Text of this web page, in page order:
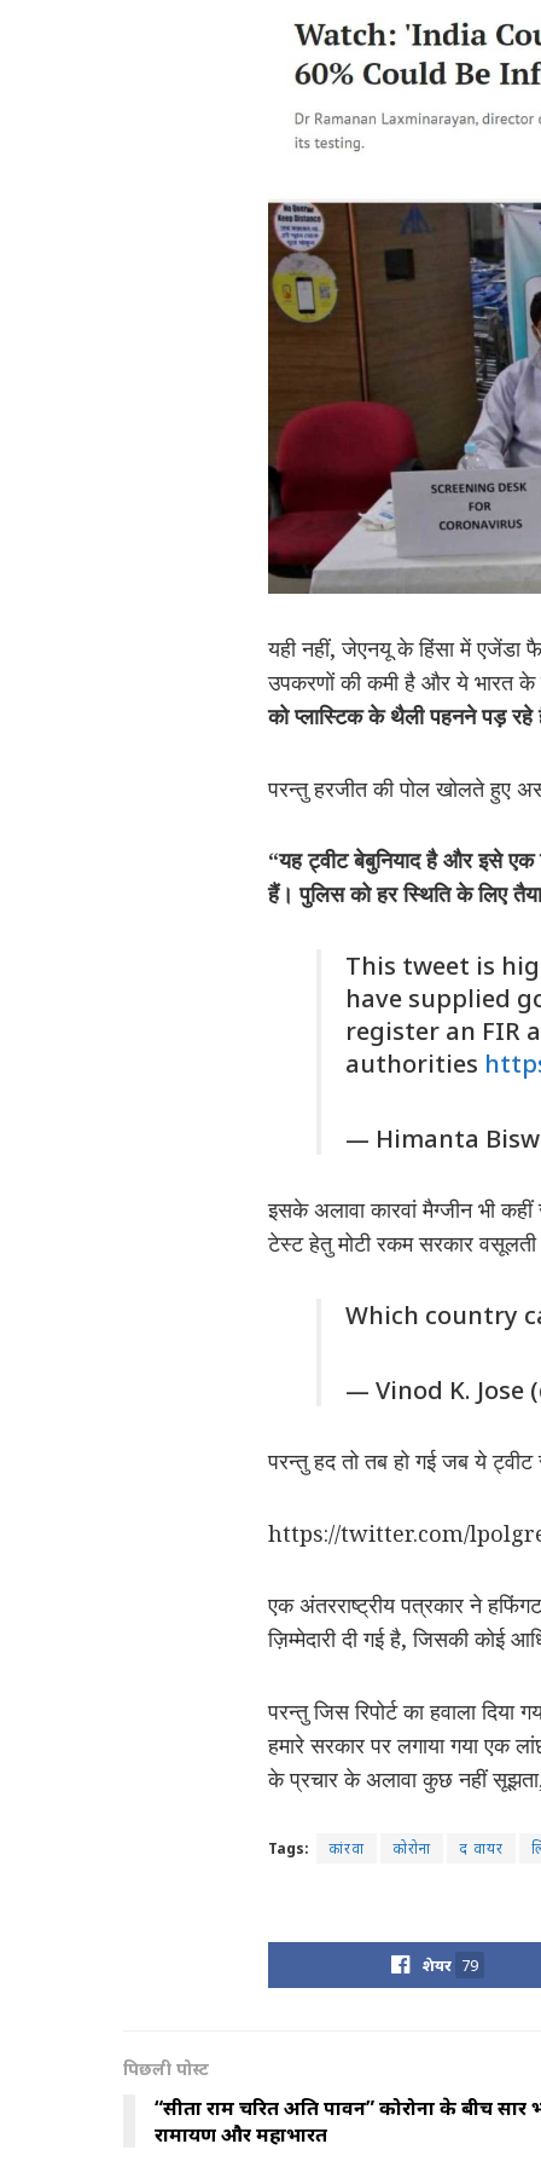
यही नहीं, जेएनयू के हिंसा में एजेंडा
उपकरणों की कमी है और ये भारत के
कोप्लास्टिककेथैलीपहननेपड़रहे
परन्तु हरजीत की पोल खोलते हुए
“यहट्वीटबेबुनियादहैऔरइसेएक
हैं।पुलिसकोहरस्थितिकेलिए
This tweet is
have supplied
register an FIR
authorities
— Himanta
इसके अलावा कारवां मैग्जीन भी
टेस्ट हेतु मोटी रकम सरकार
Which country
— Vinod K. Jose
परन्तु हद तो तब हो गई जब ये
https://twitter.com/
एक अंतरराष्ट्रीय पत्रकार ने
ज़िम्मेदारी दी गई है, जिसकी कोई
परन्तु जिस रिपोर्ट का हवाला
हमारे सरकार पर लगाया गया एक
के प्रचार के अलावा कुछ नहीं
Tags: कांरवा कोरोना द वायर
शेयर 79
पिछली पोस्ट
“सीता राम चरित अति पावन” कोरोना के बीच
रामायण और महाभारत